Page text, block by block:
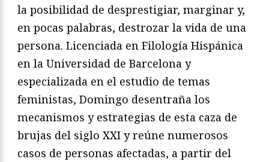
la posibilidad de desprestigiar, marginar y,
en pocas palabras, destrozar la vida de una
persona. Licenciada en Filología Hispánica
en la Universidad de Barcelona y
especializada en el estudio de temas
feministas, Domingo desentraña los
mecanismos y estrategias de esta caza de
brujas del siglo XXI y reúne numerosos
casos de personas afectadas, a partir del